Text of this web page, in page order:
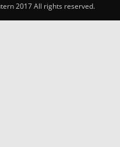
2017 All rights reserved.